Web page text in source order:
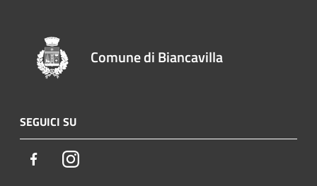
Comune di Biancavilla
SEGUICI SU
FacebookInstagram